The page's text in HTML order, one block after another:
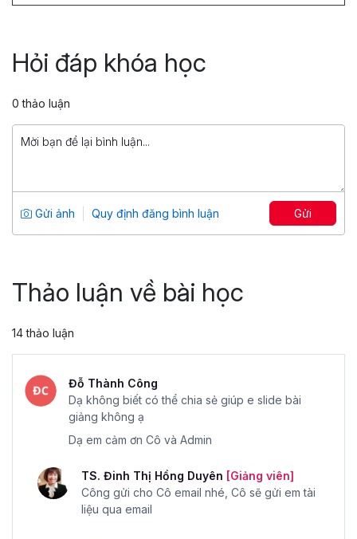
Tổng số 1 giờ
5
5
949,000 đ
Hỏi đáp khóa học
0 thảo luận
Gửi ảnh Quy định đăng bình luận Gửi
Thảo luận về bài học
14 thảo luận
Đỗ Thành Công
Dạ không biết có thể chia sẻ giúp e slide bài
giảng không ạ
Dạ em cảm ơn Cô và Admin
TS. Đinh Thị Hồng Duyên [Giảng viên]
Công gửi cho Cô email nhé, Cô sẽ gửi em tài
liệu qua email